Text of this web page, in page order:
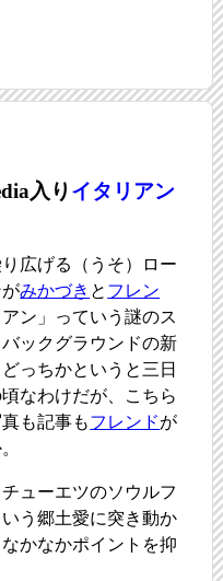
入り イタリアン
広げる（うそ）ロー
みかづき と フレン
ン」っていう謎のス
ックグラウンドの新
っちかというと三日
なわけだが、こちら
も記事もフレンドが
ューエツのソウルフ
う郷土愛に突き動か
かなかポイントを抑